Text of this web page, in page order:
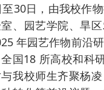
30日，由我校作
、园艺学院、旱
年园艺作物前沿
国18 所高校和科
我校师生齐聚杨